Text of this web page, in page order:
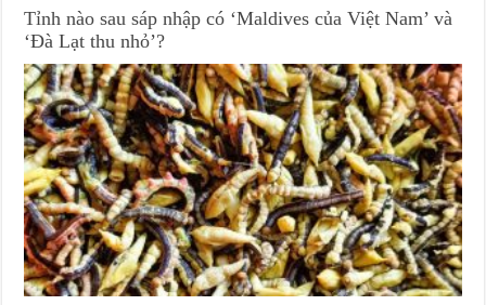
Tỉnh nào sau sáp nhập có ‘Maldives của Việt Nam’ và
‘Đà Lạt thu nhỏ’?